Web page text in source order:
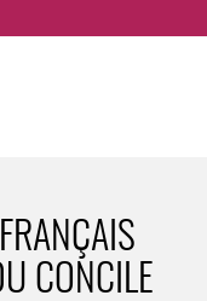
CONCILE